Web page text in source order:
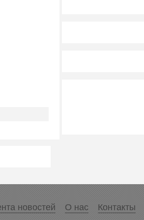
новостей О нас Контакты